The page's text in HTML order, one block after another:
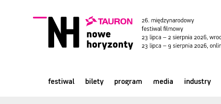
festiwal bilety program media industry